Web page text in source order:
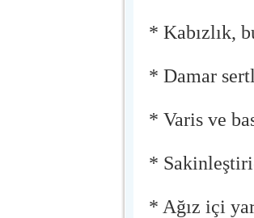
* Kabızlık,
* Damar
* Varis ve
*
* Ağız içi